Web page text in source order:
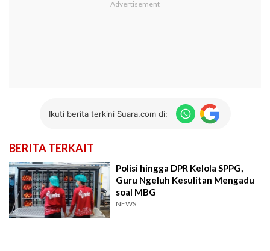
Ikuti berita terkini Suara.com di:
BERITA TERKAIT
Polisi hingga DPR Kelola SPPG,
Guru Ngeluh Kesulitan Mengadu
soal MBG
NEWS